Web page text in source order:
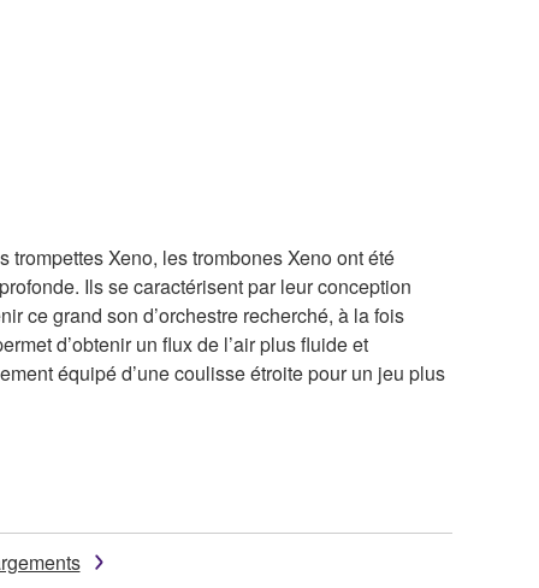
Xeno, les trombones Xeno ont été
Ils se caractérisent par leur conception
ce grand son d’orchestre recherché, à la fois
d’obtenir un flux de l’air plus fluide et
équipé d’une coulisse étroite pour un jeu plus